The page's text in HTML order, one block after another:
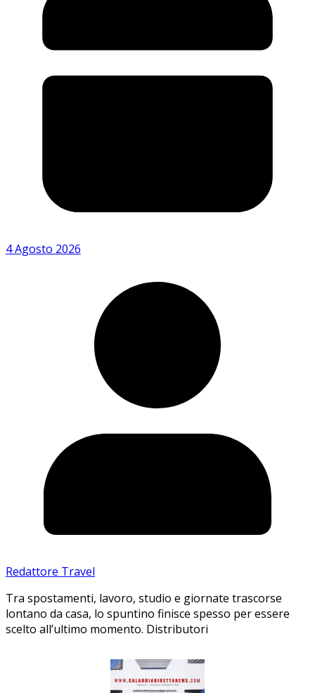
4 Agosto 2026
Redattore Travel
Tra spostamenti, lavoro, studio e giornate trascorse
lontano da casa, lo spuntino finisce spesso per essere
scelto all’ultimo momento. Distributori